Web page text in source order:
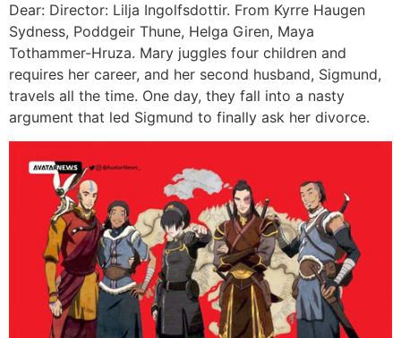
Dear: Director: Lilja Ingolfsdottir. From Kyrre Haugen
Sydness, Poddgeir Thune, Helga Giren, Maya
Tothammer-Hruza. Mary juggles four children and
requires her career, and her second husband, Sigmund,
travels all the time. One day, they fall into a nasty
argument that led Sigmund to finally ask her divorce.